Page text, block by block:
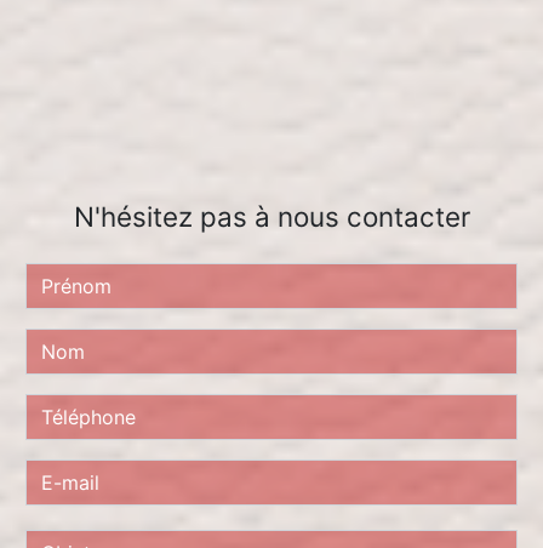
N'hésitez pas à nous contacter